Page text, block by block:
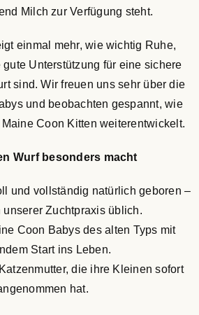
Milch zur Verfügung steht.
einmal mehr, wie wichtig Ruhe,
Unterstützung für eine sichere
sind. Wir freuen uns sehr über die
und beobachten gespannt, wie
Coon Kitten weiterentwickelt.
Wurf besonders macht
und vollständig natürlich geboren –
Zuchtpraxis üblich.
Coon Babys des alten Typs mit
Start ins Leben.
die ihre Kleinen sofort
hat.